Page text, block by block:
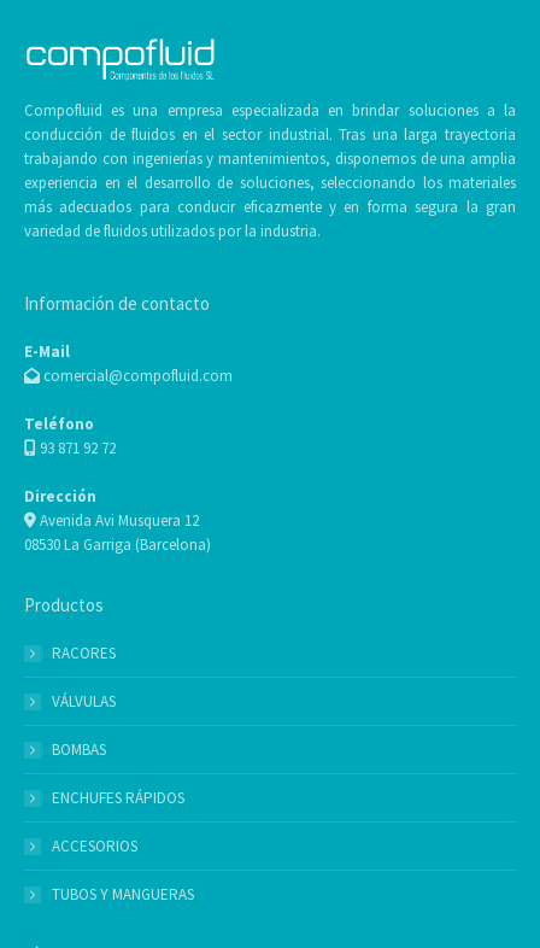
Compofluid es una empresa especializada en brindar soluciones a la
conducción de fluidos en el sector industrial. Tras una larga trayectoria
trabajando con ingenierías y mantenimientos, disponemos de una amplia
experiencia en el desarrollo de soluciones, seleccionando los materiales
más adecuados para conducir eficazmente y en forma segura la gran
variedad de fluidos utilizados por la industria.
Información de contacto
E-Mail
comercial@compofluid.com
Teléfono
93 871 92 72
Dirección
Avenida Avi Musquera 12
08530 La Garriga (Barcelona)
Productos
RACORES
VÁLVULAS
BOMBAS
ENCHUFES RÁPIDOS
ACCESORIOS
TUBOS Y MANGUERAS